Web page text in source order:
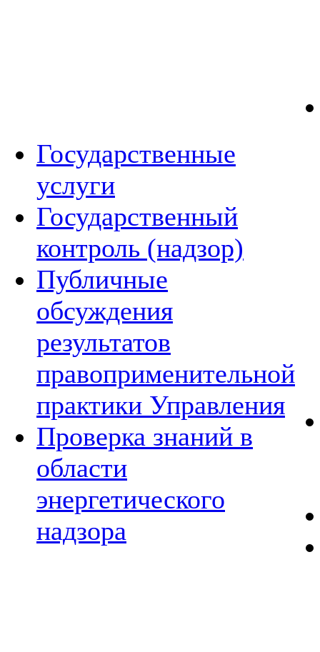
Государственные
услуги
Государственный
контроль (надзор)
Публичные
обсуждения
результатов
правоприменительной
практики Управления
Проверка знаний в
области
энергетического
надзора